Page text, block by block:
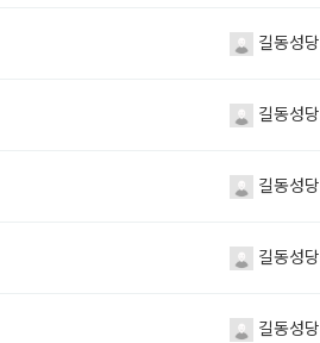
길동성당
길동성당
길동성당
길동성당
길동성당